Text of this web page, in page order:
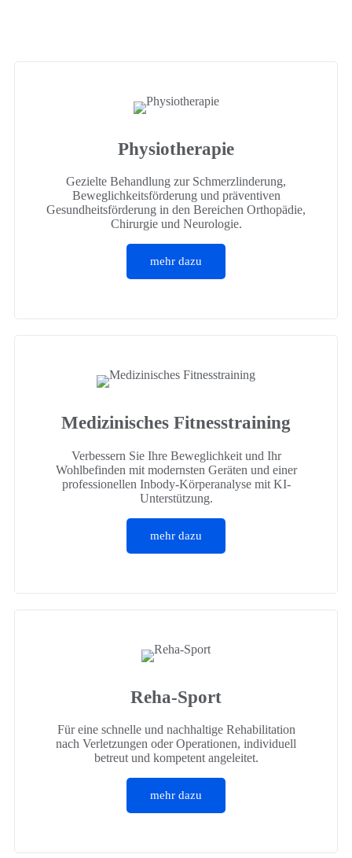
Physiotherapie
Gezielte Behandlung zur Schmerzlinderung,
Beweglichkeitsförderung und präventiven
Gesundheitsförderung in den Bereichen Orthopädie,
Chirurgie und Neurologie.
mehr dazu
Medizinisches Fitnesstraining
Verbessern Sie Ihre Beweglichkeit und Ihr
Wohlbefinden mit modernsten Geräten und einer
professionellen Inbody-Körperanalyse mit KI-
Unterstützung.
mehr dazu
Reha-Sport
Für eine schnelle und nachhaltige Rehabilitation
nach Verletzungen oder Operationen, individuell
betreut und kompetent angeleitet.
mehr dazu